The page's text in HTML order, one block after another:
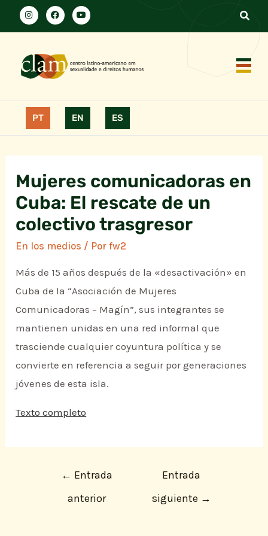
PT EN ES
Mujeres comunicadoras en
Cuba: El rescate de un
colectivo trasgresor
En los medios / Porfw2
Más de 15 años después de la «desactivación» en
Cuba de la “Asociación de Mujeres
Comunicadoras – Magín”, sus integrantes se
mantienen unidas en una red informal que
trasciende cualquier coyuntura política y se
convierte en referencia a seguir por generaciones
jóvenes de esta isla.
Texto completo
← Entrada
anterior
Entrada
siguiente →